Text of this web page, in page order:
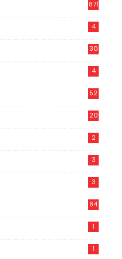
871
4
30
4
52
20
2
3
3
84
1
1